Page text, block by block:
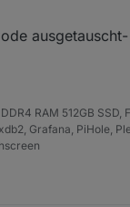
DDR4 RAM 512GB
Grafana, PiHole,